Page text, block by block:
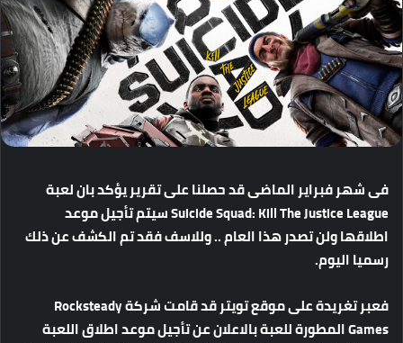
فى شهر فبراير الماضى قد حصلنا على تقرير يؤكد بان لعبة
Suicide Squad: Kill The Justice League سيتم تأجيل موعد
اطلاقها ولن تصدر هذا العام .. وللاسف فقد تم الكشف عن ذلك
رسميا اليوم.
فعبر تغريدة على موقع تويتر قد قامت شركة Rocksteady
Games المطورة للعبة بالاعلان عن تأجيل موعد اطلاق اللعبة